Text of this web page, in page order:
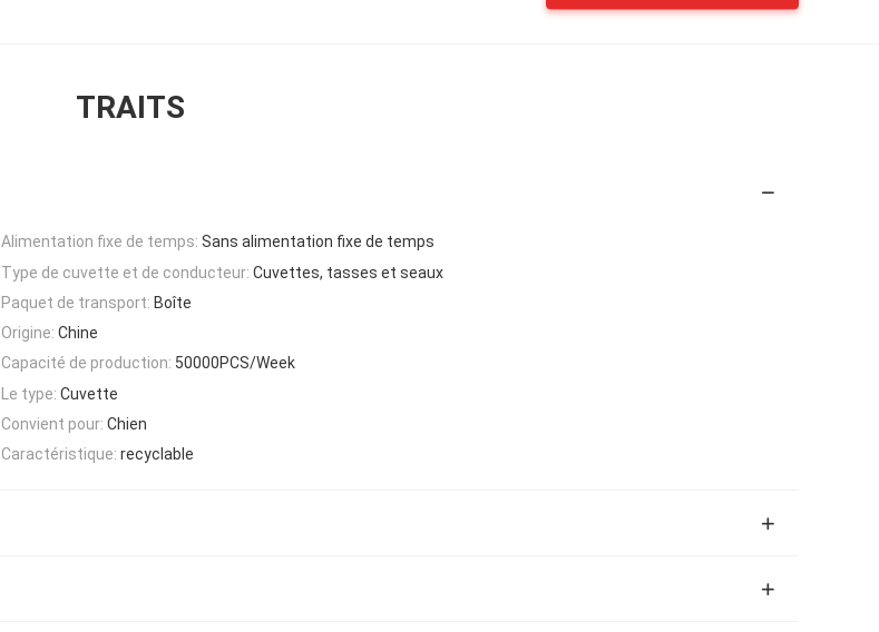
TRAITS
Alimentation fixe de temps: Sans alimentation fixe de temps
Type de cuvette et de conducteur: Cuvettes, tasses et seaux
Paquet de transport: Boîte
Origine: Chine
Capacité de production: 50000PCS/Week
Le type: Cuvette
Convient pour: Chien
Caractéristique: recyclable